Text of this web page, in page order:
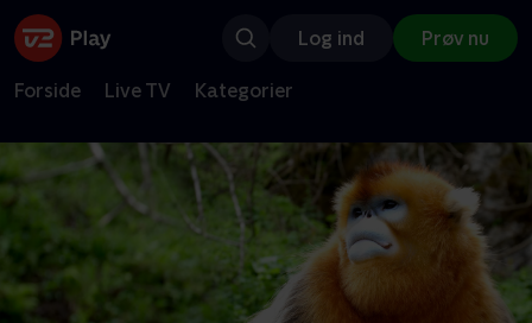
Log ind Prøv nu
Forside Live TV Kategorier